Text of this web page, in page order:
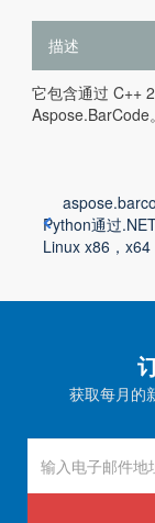
描述
它包含通过 C++
Aspose.BarCode。
Python通过
Linux x86，x64
获取每月的